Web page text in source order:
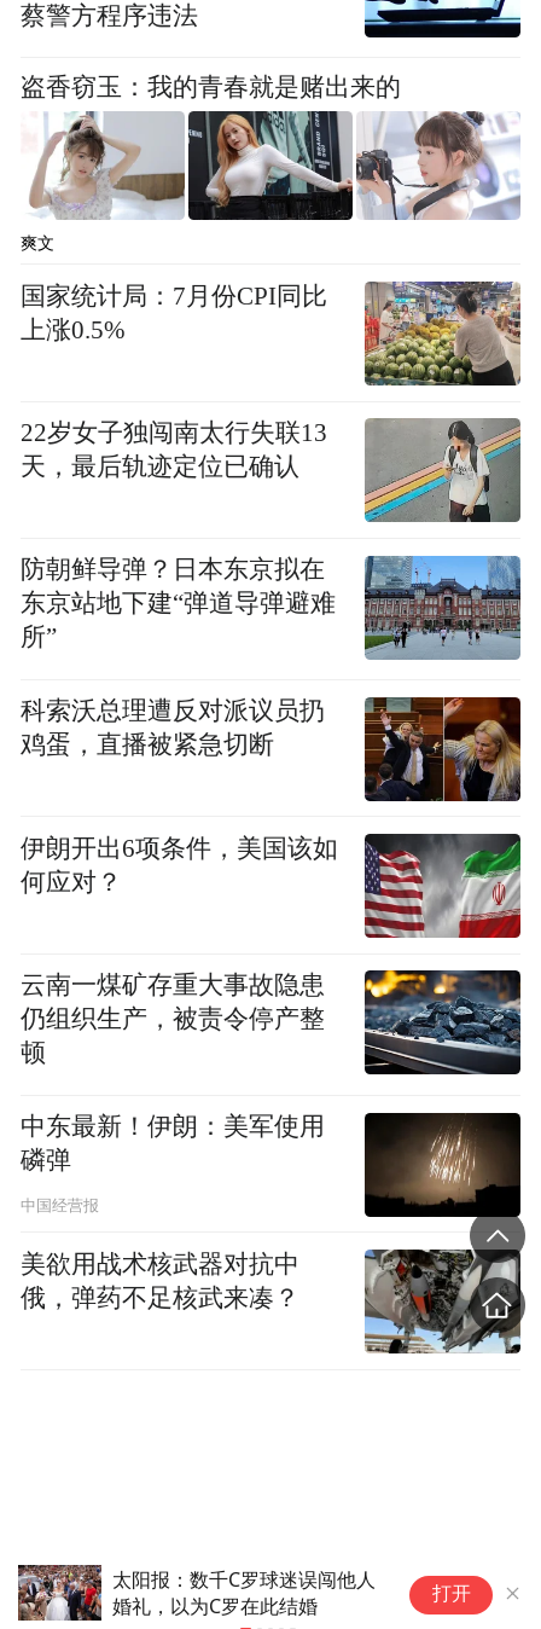
蔡警方程序违法
盗香窃玉：我的青春就是赌出来的
爽文
国家统计局：7月份CPI同比
上涨0.5%
22岁女子独闯南太行失联13
天，最后轨迹定位已确认
防朝鲜导弹？日本东京拟在
东京站地下建“弹道导弹避难
所”
科索沃总理遭反对派议员扔
鸡蛋，直播被紧急切断
伊朗开出6项条件，美国该如
何应对？
云南一煤矿存重大事故隐患
仍组织生产，被责令停产整
顿
中东最新！伊朗：美军使用
磷弹
中国经营报
美欲用战术核武器对抗中
俄，弹药不足核武来凑？
太阳报：数千C罗球迷误闯他人
婚礼，以为C罗在此结婚
打开